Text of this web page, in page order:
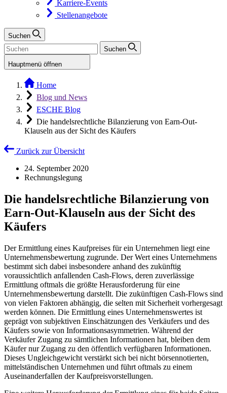
Karriere-Events
Stellenangebote
Suchen
Suchen
Hauptmenü öffnen
Home
Blog und News
ESCHE Blog
Die handelsrechtliche Bilanzierung von Earn-Out-
Klauseln aus der Sicht des Käufers
Zurück zur Übersicht
24. September 2020
Rechnungslegung
Die handelsrechtliche Bilanzierung von
Earn-Out-Klauseln aus der Sicht des
Käufers
Der Ermittlung eines Kaufpreises für ein Unternehmen liegt eine
Unternehmensbewertung zugrunde. Der Wert eines Unternehmens
bestimmt sich dabei insbesondere anhand des zukünftig
voraussichtlich anfallenden Cash-Flows, deren zuverlässige
Ermittlung oftmals die größte Herausforderung für eine
Unternehmensbewertung darstellt. Die zukünftigen Cash-Flows sind
von vielen Faktoren abhängig, die selten mit Sicherheit vorhergesagt
werden können. Die Ermittlung eines Unternehmenswertes ist
geprägt von subjektiven Einschätzungen des Verkäufers und des
Käufers sowie von Informationsasymmetrien. Während der
Verkäufer Zugang zu sämtlichen Informationen hat, bleiben dem
Käufer nur Zugang zu den öffentlich verfügbaren Informationen.
Dieses Ungleichgewicht verstärkt sich bei nicht börsennotierten,
mittelständischen Unternehmen und führt oftmals zu einem
Auseinanderfallen der Kaufpreisvorstellungen.